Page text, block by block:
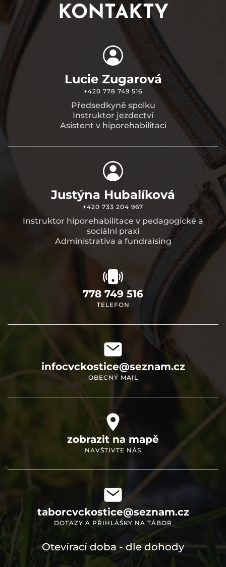
KONTAKTY
Lucie Zugarová
+420 778 749 516
Předsedkyně spolku
Instruktor jezdectví
Asistent v hiporehabilitaci
Justýna Hubalíková
+420 733 204 967
Instruktor hiporehabilitace v pedagogické a
sociální praxi
Administrativa a fundraising
778 749 516
TELEFON
infocvckostice@seznam.cz
OBECNÝ MAIL
zobrazit na mapě
NAVŠTIVTE NÁS
taborcvckostice@seznam.cz
DOTAZY A PŘIHLÁŠKY NA TÁBOR
Otevírací doba - dle dohody